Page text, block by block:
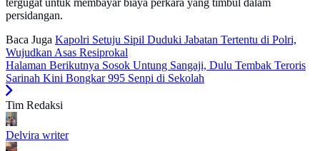
tergugat untuk membayar biaya perkara yang timbul dalam
persidangan.
Baca Juga Kapolri Setuju Sipil Duduki Jabatan Tertentu di Polri,
Wujudkan Asas Resiprokal
Halaman Berikutnya Sosok Untung Sangaji, Dulu Tembak Teroris
Sarinah Kini Bongkar 995 Senpi di Sekolah
Tim Redaksi
Delvira writer